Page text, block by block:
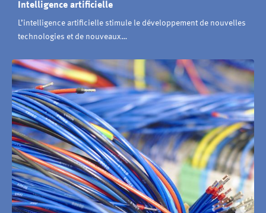
Intelligence artificielle
L’intelligence artificielle stimule le développement de nouvelles
technologies et de nouveaux…